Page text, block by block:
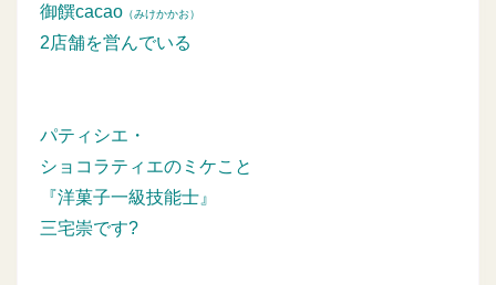
御饌cacao （みけかかお）
2店舗を営んでいる
パティシエ・
ショコラティエのミケこと
『洋菓子一級技能士』
三宅崇です?